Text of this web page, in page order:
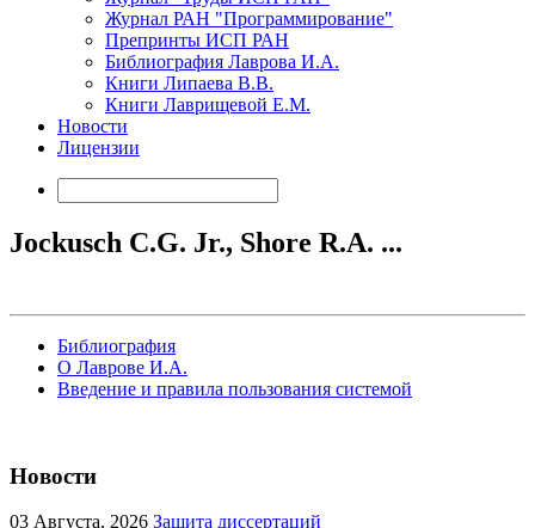
Журнал РАН "Программирование"
Препринты ИСП РАН
Библиография Лаврова И.А.
Книги Липаева В.В.
Книги Лаврищевой Е.М.
Новости
Лицензии
Jockusch C.G. Jr., Shore R.A. ...
Библиография
О Лаврове И.А.
Введение и правила пользования системой
Новости
03 Августа, 2026 Защита диссертаций